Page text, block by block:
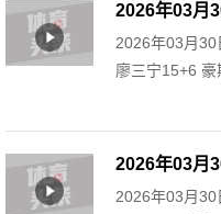
2026年03月
30+9 廖三宁
2026年03月30
廖三宁15+6 豪
2026年03月
基奇
2026年03月